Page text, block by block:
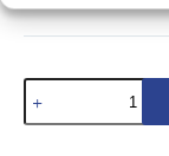
Fußmatten
für
S124